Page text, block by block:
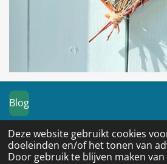
Deze website gebruikt cookies
doeleinden en/of het tonen van
Door gebruik te blijven maken
Blog
I
n